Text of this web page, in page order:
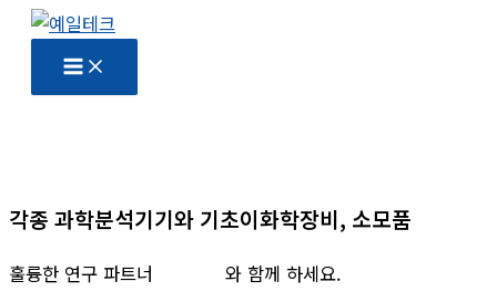
기
각종 과학분석기기와 기초이화학장비, 소모품
훌륭한 연구 파트너 와 함께 하세요.